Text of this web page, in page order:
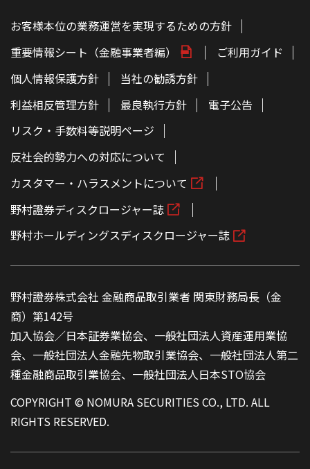
お客様本位の業務運営を実現するための方針
重要情報シート（金融事業者編）
ご利用ガイド
個人情報保護方針
当社の勧誘方針
利益相反管理方針
最良執行方針
電子公告
リスク・手数料等説明ページ
反社会的勢力への対応について
カスタマー・ハラスメントについて
野村證券ディスクロージャー誌
野村ホールディングスディスクロージャー誌
野村證券株式会社 金融商品取引業者 関東財務局長（金
商）第142号
加入協会／日本証券業協会、一般社団法人資産運用業協
会、一般社団法人金融先物取引業協会、一般社団法人第二
種金融商品取引業協会、一般社団法人日本STO協会
COPYRIGHT © NOMURA SECURITIES CO., LTD. ALL
RIGHTS RESERVED.